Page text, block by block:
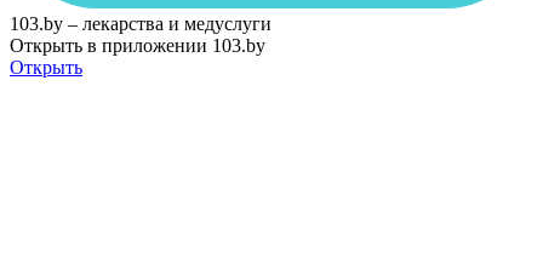
103.by – лекарства и медуслуги
Открыть в приложении 103.by
Открыть